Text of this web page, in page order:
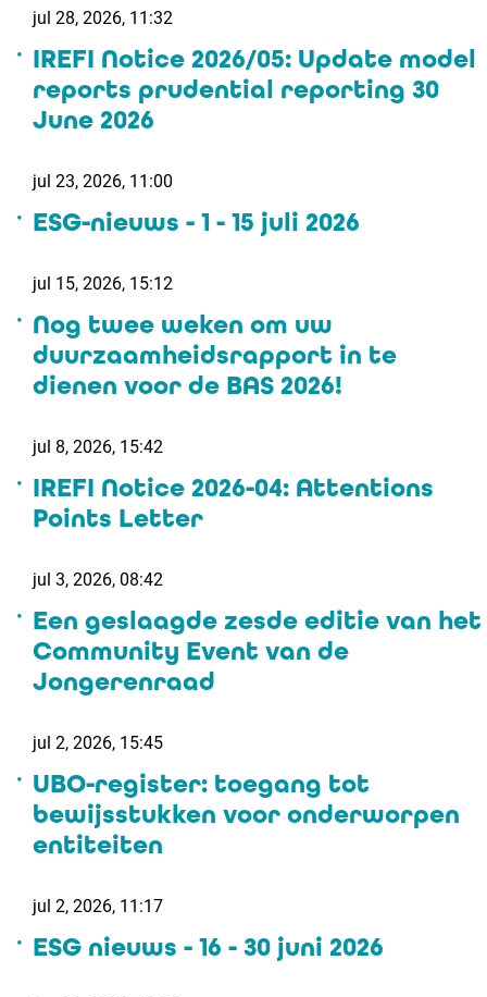
jul 28, 2026, 11:32
IREFI Notice 2026/05: Update model
reports prudential reporting 30
June 2026
jul 23, 2026, 11:00
ESG-nieuws - 1 - 15 juli 2026
jul 15, 2026, 15:12
Nog twee weken om uw
duurzaamheidsrapport in te
dienen voor de BAS 2026!
jul 8, 2026, 15:42
IREFI Notice 2026-04: Attentions
Points Letter
jul 3, 2026, 08:42
Een geslaagde zesde editie van het
Community Event van de
Jongerenraad
jul 2, 2026, 15:45
UBO-register: toegang tot
bewijsstukken voor onderworpen
entiteiten
jul 2, 2026, 11:17
ESG nieuws - 16 - 30 juni 2026